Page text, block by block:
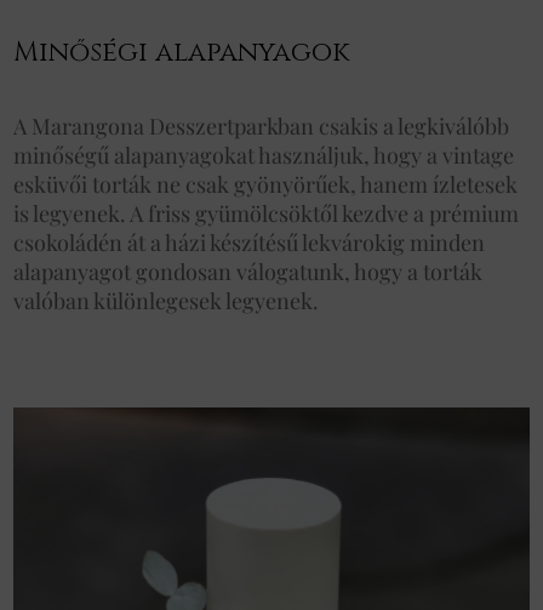
Minőségi alapanyagok
A Marangona Desszertparkban csakis a legkiválóbb
minőségű alapanyagokat használjuk, hogy a vintage
esküvői torták ne csak gyönyörűek, hanem ízletesek
is legyenek. A friss gyümölcsöktől kezdve a prémium
csokoládén át a házi készítésű lekvárokig minden
alapanyagot gondosan válogatunk, hogy a torták
valóban különlegesek legyenek.